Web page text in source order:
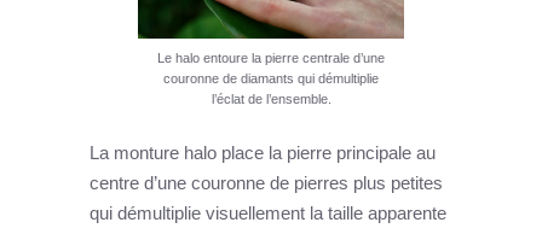
Le halo entoure la pierre centrale d’une
couronne de diamants qui démultiplie
l’éclat de l’ensemble.
La monture halo place la pierre principale au
centre d’une couronne de pierres plus petites
qui démultiplie visuellement la taille apparente